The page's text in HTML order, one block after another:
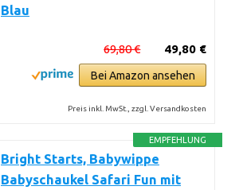
Blau
49,80 €
69,80 €
Bei Amazon ansehen
Preis inkl. MwSt., zzgl. Versandkosten
EMPFEHLUNG
Bright Starts, Babywippe
Babyschaukel Safari Fun mit